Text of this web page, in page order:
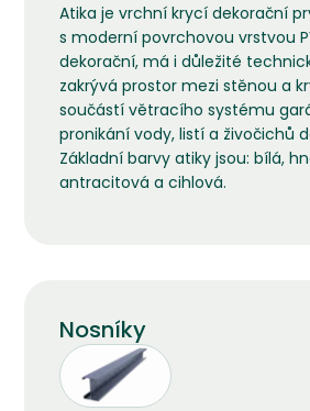
Atika je vrchní krycí dekorační
s moderní povrchovou vrstvou
dekorační, má i důležité
zakrývá prostor mezi stěnou a
součástí větracího systému
pronikání vody, listí a živočichů
Základní barvy atiky jsou: bílá,
antracitová a cihlová.
Nosníky